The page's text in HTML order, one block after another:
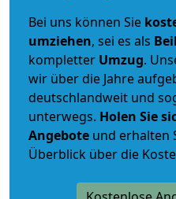
Bei uns können Sie
umziehen, sei es als
kompletter Umzug.
wir über die Jahre
deutschlandweit und
unterwegs. Holen Sie
Angebote und erhalten
Überblick über die